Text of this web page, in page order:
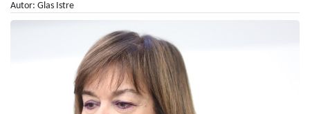
Autor: Glas Istre